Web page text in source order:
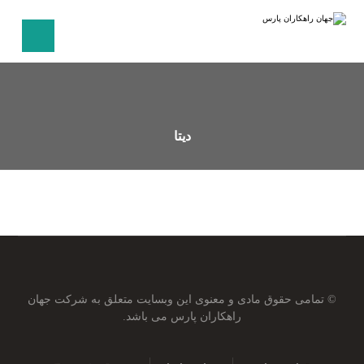
دیتا
© تمامی حقوق مادی و معنوی این وبسایت متعلق به شرکت جهان
راهکاران پارس می باشد.